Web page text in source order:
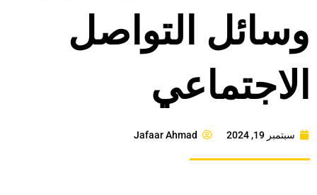
وسائل التواصل
الاجتماعي
سبتمبر 19, 2024 Jafaar Ahmad